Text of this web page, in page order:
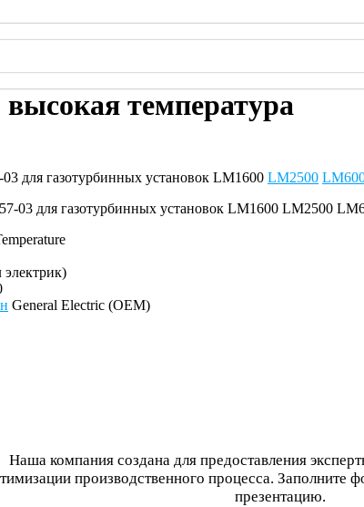
температура
для газотурбинных установок LM1600 LM2500
General Electric (OEM)
Наша компания создана для предоставления
производственного процесса.
презентацию.